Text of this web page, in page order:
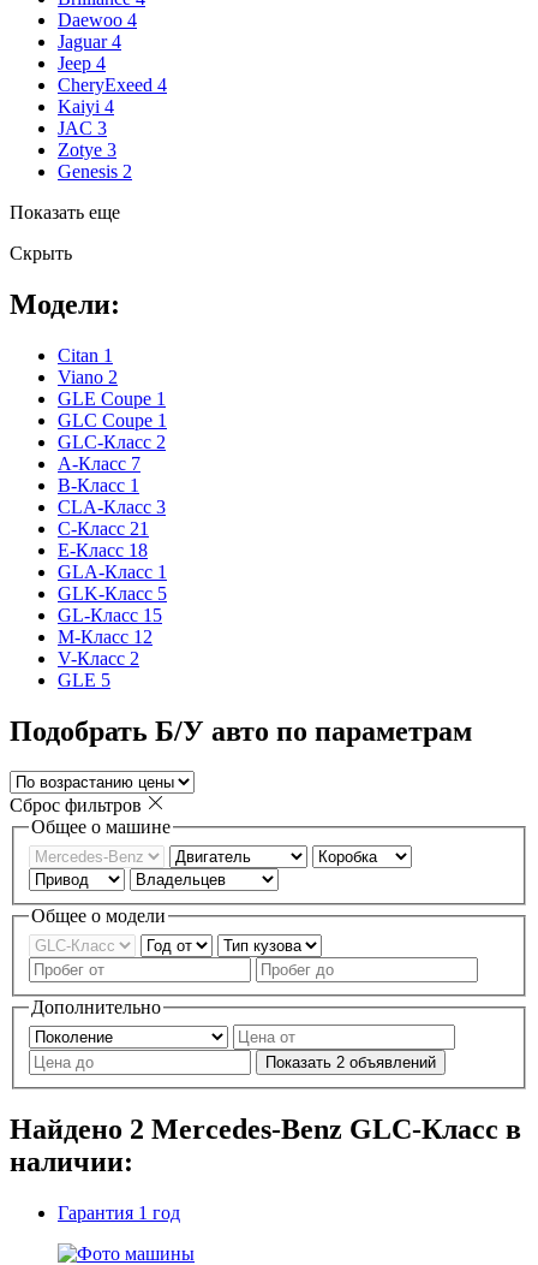
Daewoo 4
Jaguar 4
Jeep 4
CheryExeed 4
Kaiyi 4
JAC 3
Zotye 3
Genesis 2
Показать еще
Скрыть
Модели:
Citan 1
Viano 2
GLE Coupe 1
GLC Coupe 1
GLC-Класс 2
A-Класс 7
B-Класс 1
CLA-Класс 3
C-Класс 21
E-Класс 18
GLA-Класс 1
GLK-Класс 5
GL-Класс 15
M-Класс 12
V-Класс 2
GLE 5
Подобрать Б/У авто по параметрам
Сброс фильтров
Общее о машине
Общее о модели
Дополнительно
Показать 2 объявлений
Найдено 2 Mercedes-Benz GLC-Класс в
наличии:
Гарантия 1 год